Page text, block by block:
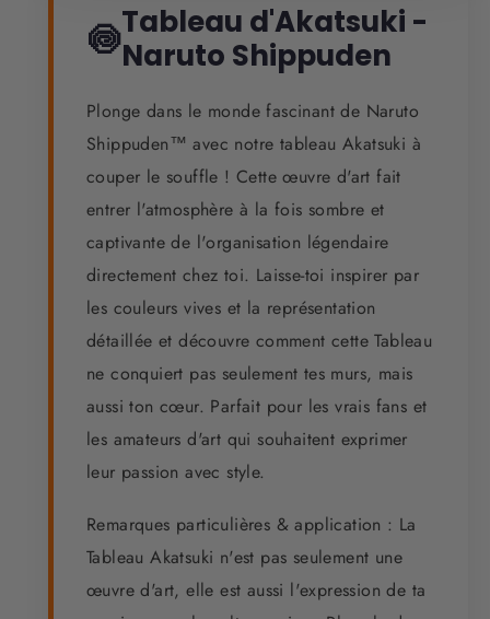
🍥Tableau d'Akatsuki -
Naruto Shippuden
Plonge dans le monde fascinant de Naruto
Shippuden™ avec notre tableau Akatsuki à
couper le souffle ! Cette œuvre d'art fait
entrer l'atmosphère à la fois sombre et
captivante de l'organisation légendaire
directement chez toi. Laisse-toi inspirer par
les couleurs vives et la représentation
détaillée et découvre comment cette Tableau
ne conquiert pas seulement tes murs, mais
aussi ton cœur. Parfait pour les vrais fans et
les amateurs d'art qui souhaitent exprimer
leur passion avec style.
Remarques particulières & application : La
Tableau Akatsuki n'est pas seulement une
œuvre d'art, elle est aussi l'expression de ta